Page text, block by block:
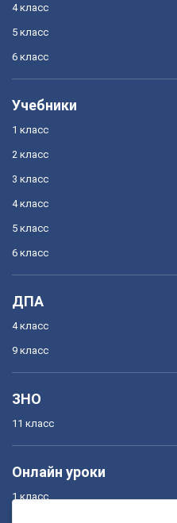
4 класс
5 класс
6 класс
Учебники
1 класс
2 класс
3 класс
4 класс
5 класс
6 класс
ДПА
4 класс
9 класс
ЗНО
11 класс
Онлайн уроки
1 класс